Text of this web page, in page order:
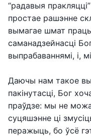
“радавыя
простае рашэнне
вымагае шмат
саманадзейнасці
выпрабаваннямі, і,
Даючы нам такое
пакінутасці, Бог
праўдзе: мы не
суцяшэнне ці
перажыць, бо ўсё